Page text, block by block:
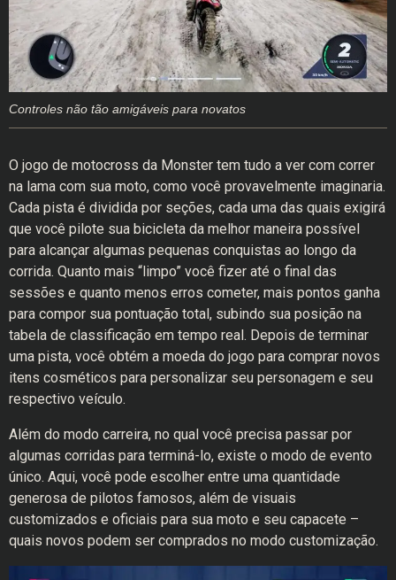
Controles não tão amigáveis para novatos
O jogo de motocross da Monster tem tudo a ver com correr
na lama com sua moto, como você provavelmente imaginaria.
Cada pista é dividida por seções, cada uma das quais exigirá
que você pilote sua bicicleta da melhor maneira possível
para alcançar algumas pequenas conquistas ao longo da
corrida. Quanto mais “limpo” você fizer até o final das
sessões e quanto menos erros cometer, mais pontos ganha
para compor sua pontuação total, subindo sua posição na
tabela de classificação em tempo real. Depois de terminar
uma pista, você obtém a moeda do jogo para comprar novos
itens cosméticos para personalizar seu personagem e seu
respectivo veículo.
Além do modo carreira, no qual você precisa passar por
algumas corridas para terminá-lo, existe o modo de evento
único. Aqui, você pode escolher entre uma quantidade
generosa de pilotos famosos, além de visuais
customizados e oficiais para sua moto e seu capacete –
quais novos podem ser comprados no modo customização.